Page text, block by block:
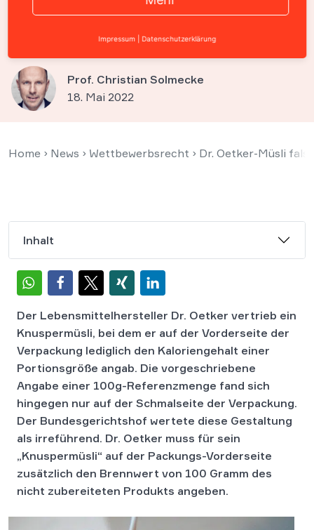
Kaloriengehalt verwirrt
Verbraucher
Prof. Christian Solmecke
18. Mai 2022
Home › News › Wettbewerbsrecht › Dr. Oetker-Müsli
Inhalt
Der Lebensmittelhersteller Dr. Oetker vertrieb ein
Knuspermüsli, bei dem er auf der Vorderseite der
Verpackung lediglich den Kaloriengehalt einer
Portionsgröße angab. Die vorgeschriebene
Angabe einer 100g-Referenzmenge fand sich
hingegen nur auf der Schmalseite der Verpackung.
Der Bundesgerichtshof wertete diese Gestaltung
als irreführend. Dr. Oetker muss für sein
„Knuspermüsli“ auf der Packungs-Vorderseite
zusätzlich den Brennwert von 100 Gramm des
nicht zubereiteten Produkts angeben.
Impressum Datenschutzerklärung